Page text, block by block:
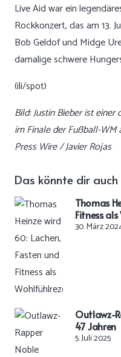
Live Aid war ein
Rockkonzert, das am 13.
Bob Geldof und Midge
damalige schwere
(ili/spot)
Bild: Justin Bieber ist
im Finale der Fußball-
Press Wire / Javier Rojas
Das könnte dir
Thomas
Fitness
30. März
Outlawz-
47 Jahren
5. Juli 2025